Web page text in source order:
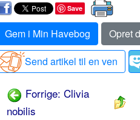
Save
Gem i Min Havebog
Opret
Send artikel til en ven
Forrige: Clivia
nobilis